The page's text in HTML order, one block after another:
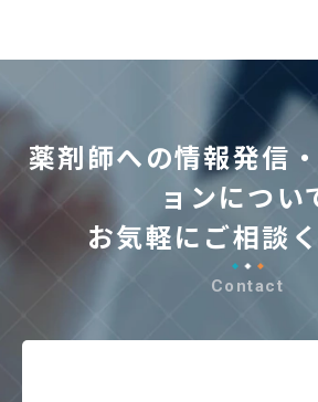
薬剤師への情報発信
ョンについ
お気軽にご相談
Contact